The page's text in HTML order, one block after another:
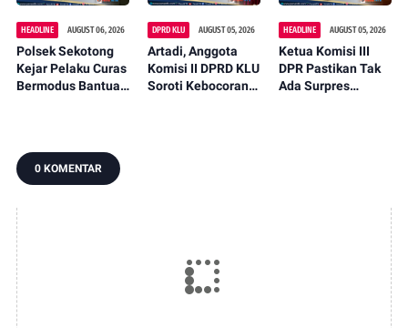
HEADLINE AUGUST 06, 2026
Polsek Sekotong
Kejar Pelaku Curas
Bermodus Bantuan
DPRD KLU AUGUST 05, 2026
Artadi, Anggota
Komisi II DPRD KLU
Soroti Kebocoran
HEADLINE AUGUST 05, 2026
Ketua Komisi III
DPR Pastikan Tak
Ada Surpres
0 KOMENTAR